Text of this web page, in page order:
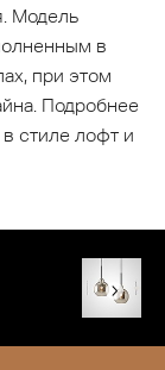
Модель
в
при этом
Подробнее
стиле лофт и